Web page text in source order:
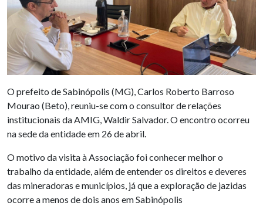
O prefeito de Sabinópolis (MG), Carlos Roberto Barroso
Mourao (Beto), reuniu-se com o consultor de relações
institucionais da AMIG, Waldir Salvador. O encontro ocorreu
na sede da entidade em 26 de abril.
O motivo da visita à Associação foi conhecer melhor o
trabalho da entidade, além de entender os direitos e deveres
das mineradoras e municípios, já que a exploração de jazidas
ocorre a menos de dois anos em Sabinópolis